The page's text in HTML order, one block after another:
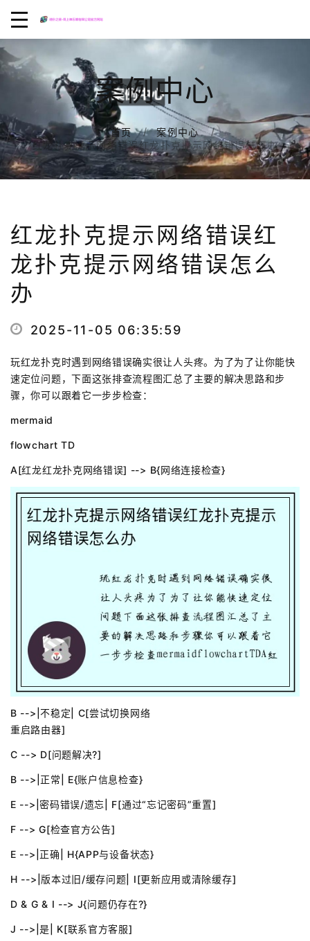
案例中心
首页
案例中心
红龙扑克提示网络错误红龙扑克提示网络错误怎么办
红龙扑克提示网络错误红
龙扑克提示网络错误怎么
办
2025-11-05 06:35:59
玩红龙扑克时遇到网络错误确实很让人头疼。为了为了让你能快
速定位问题，下面这张排查流程图汇总了主要的解决思路和步
骤，你可以跟着它一步步检查：
mermaid
flowchart TD
A[红龙红龙扑克网络错误] --> B{网络连接检查}
B -->|不稳定| C[尝试切换网络
重启路由器]
C --> D[问题解决?]
B -->|正常| E{账户信息检查}
E -->|密码错误/遗忘| F[通过“忘记密码”重置]
F --> G[检查官方公告]
E -->|正确| H{APP与设备状态}
H -->|版本过旧/缓存问题| I[更新应用或清除缓存]
D & G & I --> J{问题仍存在?}
J -->|是| K[联系官方客服]